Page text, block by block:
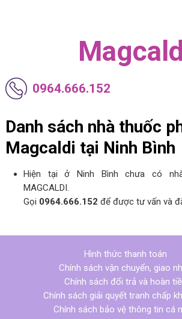
0964.666.152
Danh sách nhà thuốc
Magcaldi tại Ninh Bình
Hiện tại ở Ninh Bình chưa có
MAGCALDI.
Gọi 0964.666.152 để được tư vấn và
Hình thức thanh toán
Chính sách vận chuyển, giao
Chính sách đổi trả và hoàn
Chính sách giải quyết tranh chấp
Chính sách bảo vệ thông tin cá